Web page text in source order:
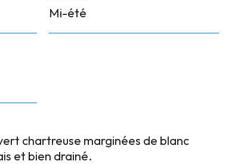
Mi-été
chartreuse marginées de blanc
et bien drainé.